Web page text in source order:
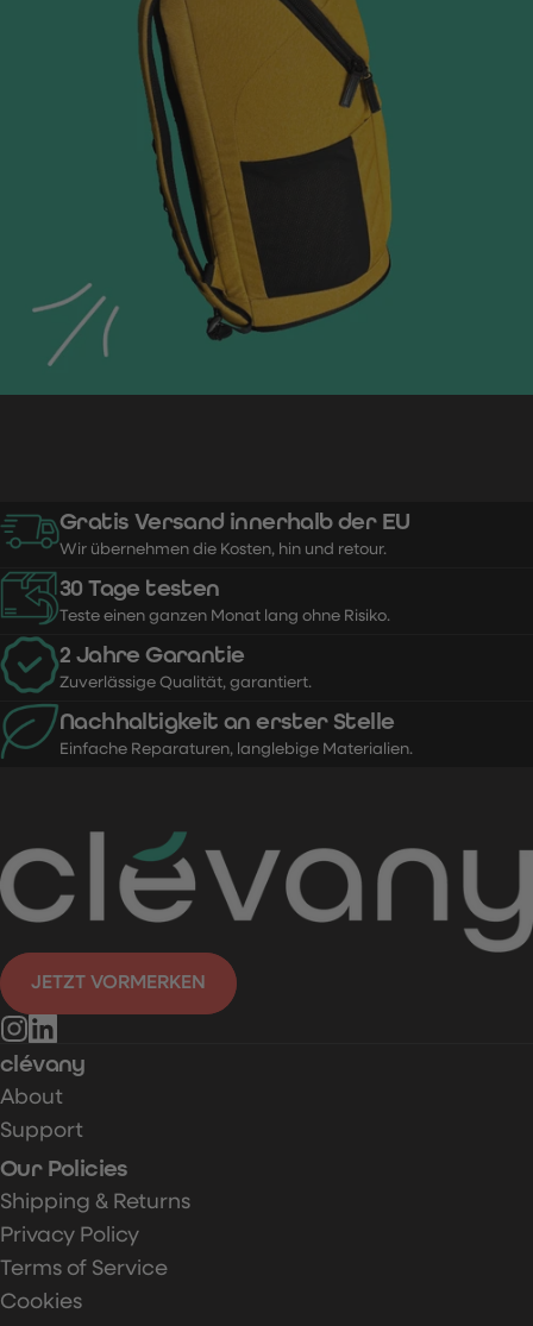
Gratis Versand innerhalb der EU
Wir übernehmen die Kosten, hin und retour.
30 Tage testen
Teste einen ganzen Monat lang ohne Risiko.
2 Jahre Garantie
Zuverlässige Qualität, garantiert.
Nachhaltigkeit an erster Stelle
Einfache Reparaturen, langlebige Materialien.
JETZT VORMERKEN
Instagram
LinkedIn
clévany
About
Support
Our Policies
Shipping & Returns
Privacy Policy
Terms of Service
Cookies